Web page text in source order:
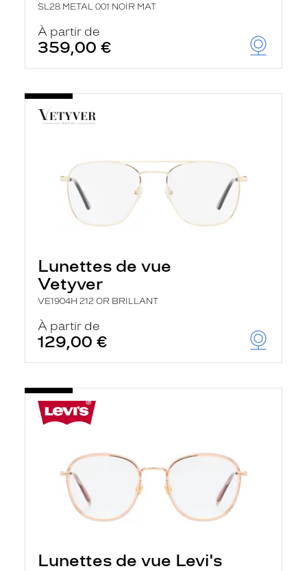
SL28 METAL 001 NOIR MAT
À partir de
359,00 €
Lunettes de vue
Vetyver
VE1904H 212 OR BRILLANT
À partir de
129,00 €
Lunettes de vue Levi's